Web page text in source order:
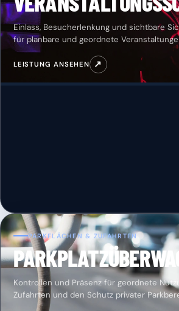
Einlass, Besucherlenkung und sichtbare
für planbare und geordnete
LEISTUNG ANSEHEN ↗
PARKFLÄCHEN & ZUFAHRTEN
Kontrollen und Präsenz für geordnete
Zufahrten und den Schutz privater